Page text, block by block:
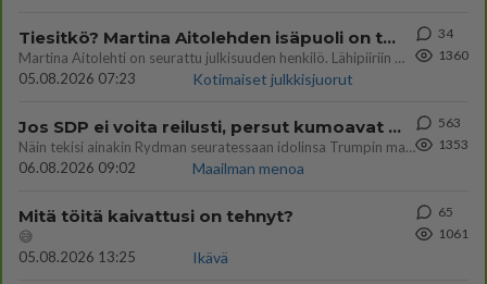
Tiesitkö? Martina Aitolehden isäpuoli on tämä suosittu laulaja
Martina Aitolehti on seurattu julkisuuden henkilö. Lähipiiriin mahtuu muitakin tunnettuja henkilöitä. Tiesitkö, että Ma
05.08.2026 07:23
Kotimaiset julkkisjuorut
34
1360
Jos SDP ei voita reilusti, persut kumoavat demokratian Suomesta
Näin tekisi ainakin Rydman seuratessaan idolinsa Trumpin mallia https://www.is.fi/politiikka/art-2000012187244.html
06.08.2026 09:02
Maailman menoa
563
1353
Mitä töitä kaivattusi on tehnyt?
😅
05.08.2026 13:25
Ikävä
65
1061